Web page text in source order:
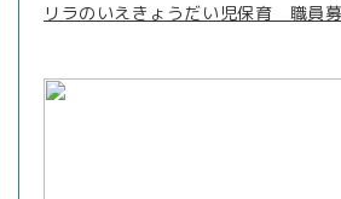
リラのいえきょうだい児保育 職員